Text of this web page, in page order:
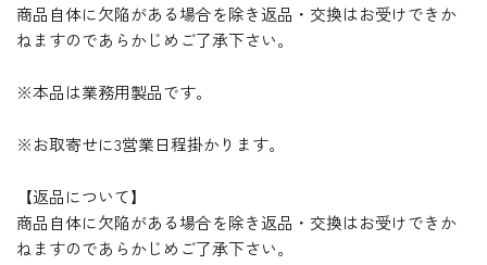
商品自体に欠陥がある場合を除き返品・交換はお受けできか
ねますのであらかじめご了承下さい。
※本品は業務用製品です。
※お取寄せに3営業日程掛かります。
【返品について】
商品自体に欠陥がある場合を除き返品・交換はお受けできか
ねますのであらかじめご了承下さい。